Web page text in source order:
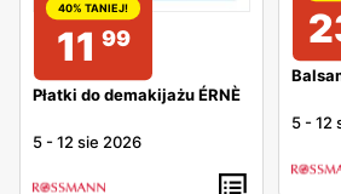
40% TANIEJ!
11 99
Płatki do demakijażu ÉRNÈ
5 -12 sie 2026
5 -12